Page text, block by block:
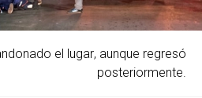
el lugar, aunque regresó
posteriormente.